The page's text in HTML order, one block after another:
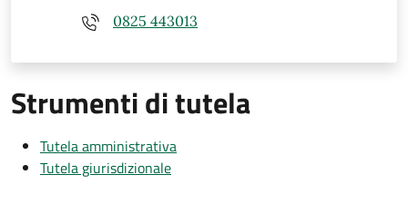
0825 443013
Strumenti di tutela
Tutela amministrativa
Tutela giurisdizionale